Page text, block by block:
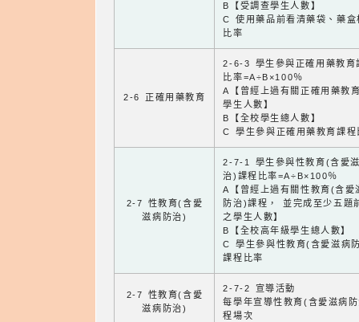
B【受調查學生人數】
C 使用藥品前看清藥袋、藥盒
比率
2-6 正確用藥教育
2-6-3 學生參與正確用藥教育
比率=A÷B×100％
A【曾經上過有關正確用藥教
學生人數】
B【全校學生總人數】
C 學生參與正確用藥教育課程
2-7 性教育(含愛
滋病防治)
2-7-1 學生參與性教育(含愛
治)課程比率=A÷B×100％
A【曾經上過有關性教育(含愛
防治)課程， 並完成至少五題
之學生人數】
B【全校高年級學生總人數】
C 學生參與性教育(含愛滋病
課程比率
2-7 性教育(含愛
滋病防治)
2-7-2 宣導活動
每學年宣導性教育(含愛滋病
程場次